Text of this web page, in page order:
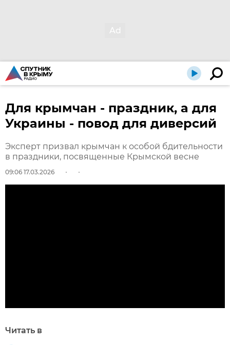
Для крымчан - праздник, а для
Украины - повод для диверсий
Эксперт призвал крымчан к особой бдительности
в праздники, посвященные Крымской весне
09:06 17.03.2026
Читать в